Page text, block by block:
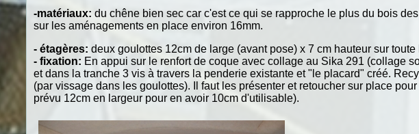
-matériaux: du chêne bien sec car c'est ce qui se rapproche le plus du bois
sur les aménagements en place environ 16mm.
- étagères: deux goulottes 12cm de large (avant pose) x 7 cm hauteur sur
- fixation: En appui sur le renfort de coque avec collage au Sika 291 (collage
et dans la tranche 3 vis à travers la penderie existante et "le placard" créé.
(par vissage dans les goulottes). Il faut les présenter et retoucher sur place
prévu 12cm en largeur pour en avoir 10cm d'utilisable).